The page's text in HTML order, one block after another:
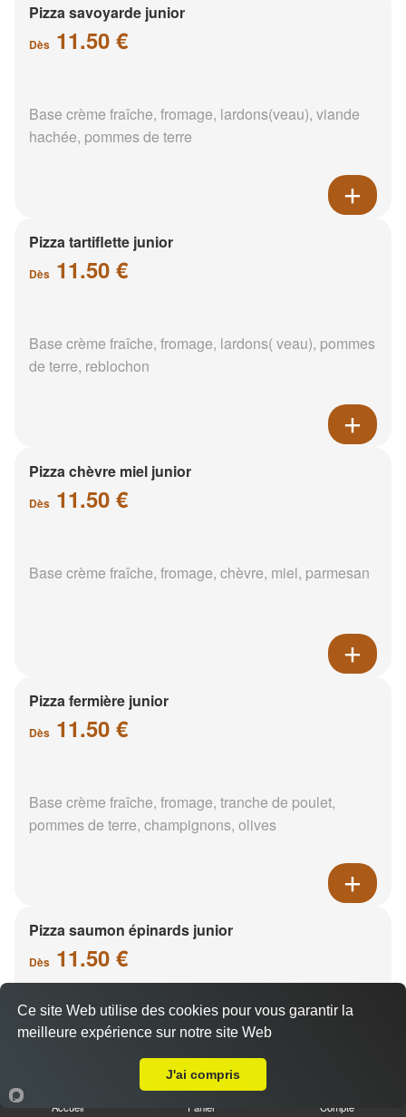
Pizza savoyarde junior
Dès 11.50 €
Base crème fraîche, fromage, lardons(veau), viande
hachée, pommes de terre
Pizza tartiflette junior
Dès 11.50 €
Base crème fraîche, fromage, lardons( veau), pommes
de terre, reblochon
Pizza chèvre miel junior
Dès 11.50 €
Base crème fraîche, fromage, chèvre, miel, parmesan
Pizza fermière junior
Dès 11.50 €
Base crème fraîche, fromage, tranche de poulet,
pommes de terre, champignons, olives
Pizza saumon épinards junior
Dès 11.50 €
Base crème fraîche, saumon, épinards, pommes de
Accueil Panier Compte
Ce site Web utilise des cookies pour vous garantir la
meilleure expérience sur notre site Web
J'ai compris